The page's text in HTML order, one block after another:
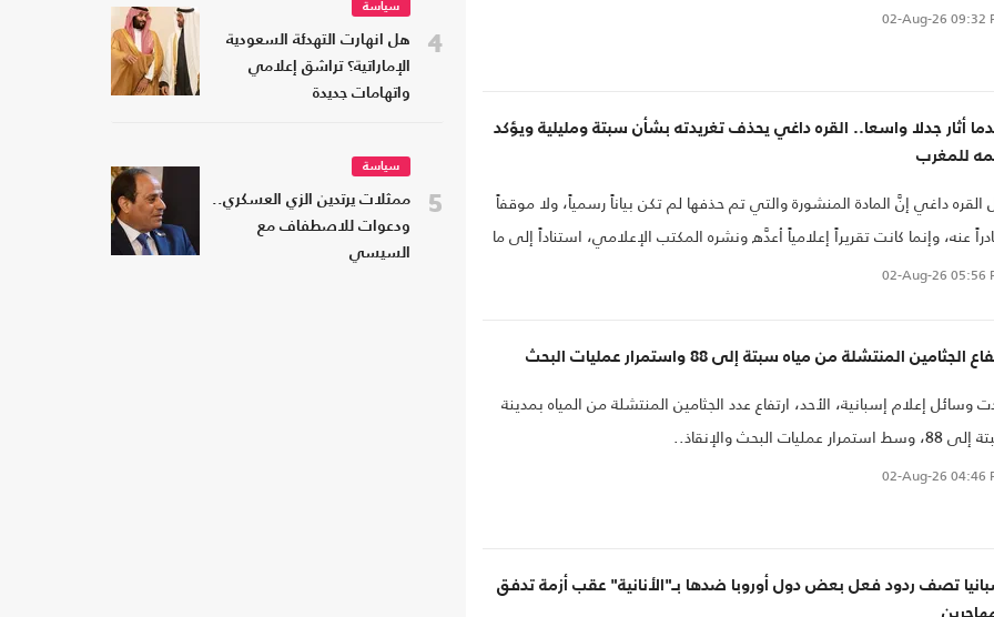
02-Aug-26 09:32
أثار جدلا واسعا.. القره داغي يحذف تغريدته بشأن سبتة ومليلية ويؤكد
للمغرب
القره داغي إنَّ المادة المنشورة والتي تم حذفها لم تكن بياناً رسمياً، ولا موقفاً
عنه، وإنما كانت تقريراً إعلامياً أعدَّه ونشره المكتب الإعلامي، استناداً إلى ما
لديه من معلومات ومعطيات في حينه.
02-Aug-26 05:56
الجثامين المنتشلة من مياه سبتة إلى 88 واستمرار عمليات البحث
وسائل إعلام إسبانية، الأحد، ارتفاع عدد الجثامين المنتشلة من المياه بمدينة
استمرار عمليات البحث والإنقاذ..
02-Aug-26 04:46
تصف ردود فعل بعض دول أوروبا ضدها بـ"الأنانية" عقب أزمة تدفق
4
سياسة
هل انهارت التهدئة السعودية
الإماراتية؟ تراشق إعلامي
واتهامات جديدة
5
سياسة
ممثلات يرتدين الزي العسكري..
ودعوات للاصطفاف مع
السيسي